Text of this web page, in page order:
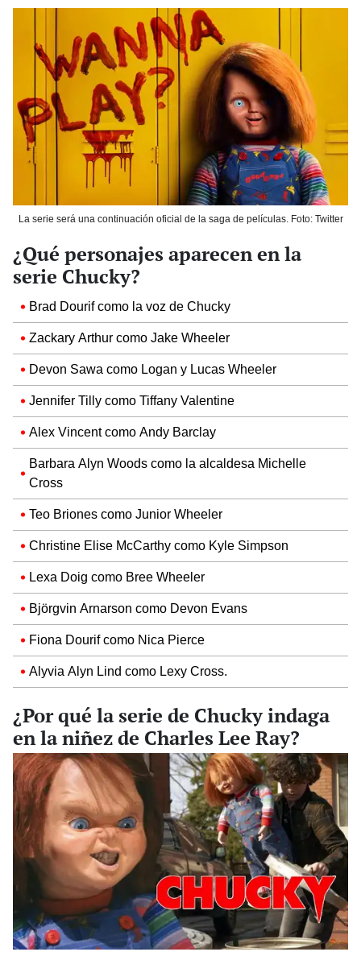
La serie será una continuación oficial de la saga de películas. Foto: Twitter
¿Qué personajes aparecen en la
serie Chucky?
Brad Dourif como la voz de Chucky
Zackary Arthur como Jake Wheeler
Devon Sawa como Logan y Lucas Wheeler
Jennifer Tilly como Tiffany Valentine
Alex Vincent como Andy Barclay
Barbara Alyn Woods como la alcaldesa Michelle
Cross
Teo Briones como Junior Wheeler
Christine Elise McCarthy como Kyle Simpson
Lexa Doig como Bree Wheeler
Björgvin Arnarson como Devon Evans
Fiona Dourif como Nica Pierce
Alyvia Alyn Lind como Lexy Cross.
¿Por qué la serie de Chucky indaga
en la niñez de Charles Lee Ray?